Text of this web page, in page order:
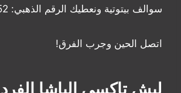
سوالف بيتوتية ونعطيك الرقم الذهبي: 50530752
اتصل الحين وجرب الفرق!